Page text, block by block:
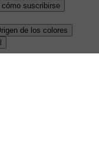
cómo suscribirse
de los colores